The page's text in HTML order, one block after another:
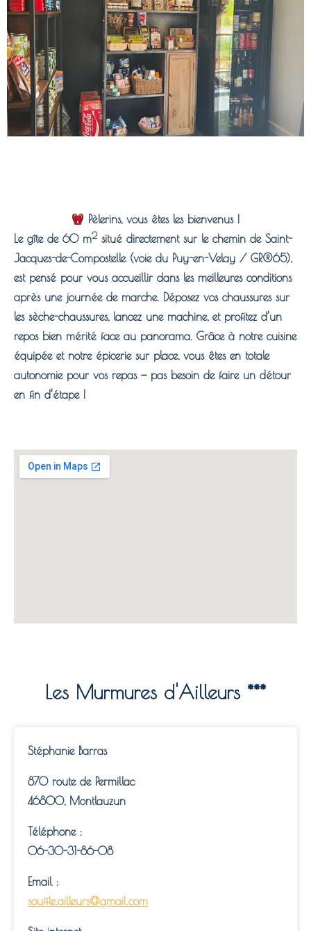
Pèlerins, vous êtes les bienvenus !
Le gîte de 60 m2situé directement sur le chemin de Saint-
Jacques-de-Compostelle (voie du Puy-en-Velay / GR®65),
est pensé pour vous accueillir dans les meilleures conditions
après une journée de marche. Déposez vos chaussures sur
les sèche-chaussures, lancez une machine, et profitez d’un
repos bien mérité face au panorama. Grâce à notre cuisine
équipée et notre épicerie sur place, vous êtes en totale
autonomie pour vos repas — pas besoin de faire un détour
en fin d’étape !
Les Murmures d'Ailleurs ***
Stéphanie Barras
870 route de Permillac
46800, Montlauzun
Téléphone :
06-30-31-86-08
Email :
souffle.ailleurs@gmail.com